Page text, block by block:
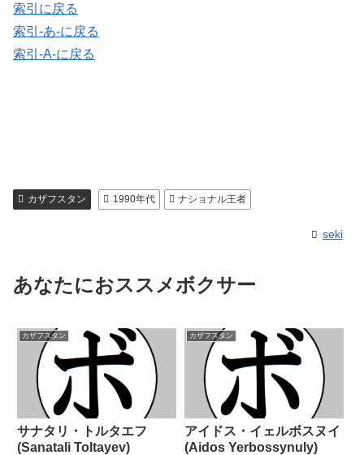
索引に戻る
索引-あ-に戻る
索引-A-に戻る
カザフスタン 1990年代 ナショナル王者
seki
あなたにおススメボクサー
カザフスタン
サナタリ・トルタエフ
(Sanatali Toltayev)
カザフスタン
アイドス・イェルボスヌイ
(Aidos Yerbossynuly)